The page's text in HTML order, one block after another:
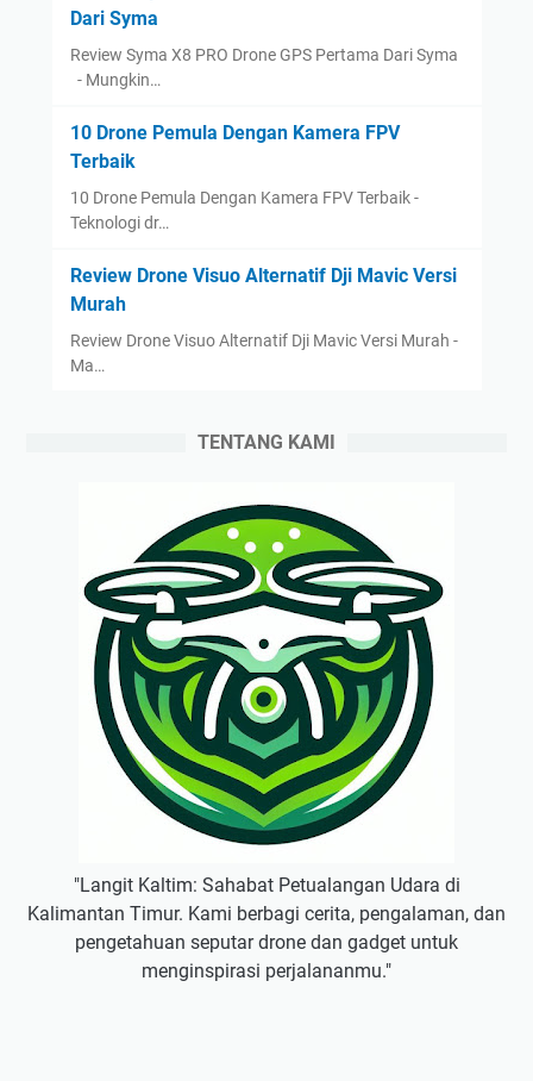
Dari Syma
Review Syma X8 PRO Drone GPS Pertama Dari Syma
- Mungkin…
10 Drone Pemula Dengan Kamera FPV
Terbaik
10 Drone Pemula Dengan Kamera FPV Terbaik -
Teknologi dr…
Review Drone Visuo Alternatif Dji Mavic Versi
Murah
Review Drone Visuo Alternatif Dji Mavic Versi Murah -
Ma…
TENTANG KAMI
"Langit Kaltim: Sahabat Petualangan Udara di
Kalimantan Timur. Kami berbagi cerita, pengalaman, dan
pengetahuan seputar drone dan gadget untuk
menginspirasi perjalananmu."